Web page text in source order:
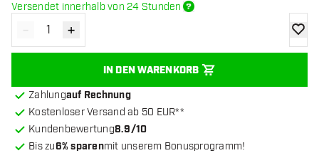
Versendet innerhalb von 24 Stunden
Menge verringern
- Menge erhöhen
+
IN DEN WARENKORB
Zur
Zahlungauf Rechnung
Kostenloser Versand ab 50 EUR**
Kundenbewertung8.9/10
Bis zu6% sparenmit unserem Bonusprogramm!